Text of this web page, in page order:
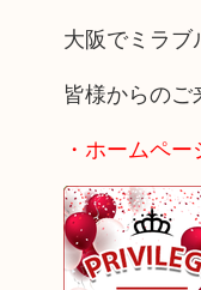
大阪でミラブ
皆様からのご
・ホームペ